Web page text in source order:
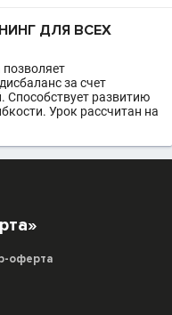
ДЛЯ ВСЕХ
за счет
развитию
Урок рассчитан на
оферта